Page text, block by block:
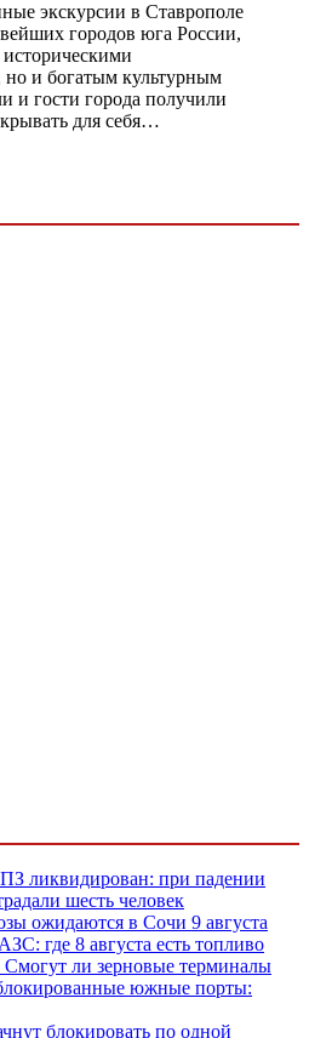
экскурсии в Ставрополе
городов юга России,
историческими
но и богатым культурным
и гости города получили
для себя…
ликвидирован: при падении
шесть человек
ожидаются в Сочи 9 августа
где 8 августа есть топливо
ли зерновые терминалы
южные порты:
блокировать по одной